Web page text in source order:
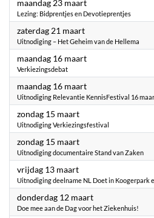
maandag 23 maart2026
Lezing: Bidprentjes en Devotieprentjes
zaterdag 21 maart2026
Uitnodiging – Het Geheim van de Hellema
maandag 16 maart2026
Verkiezingsdebat
maandag 16 maart2026
Uitnodiging Relevantie KennisFestival 16
zondag 15 maart2026
Uitnodiging Verkiezingsfestival
zondag 15 maart2026
Uitnodiging documentaire Stand van Zaken
vrijdag 13 maart2026
Uitnodiging deelname NL Doet in Koogerpark
donderdag 12 maart2026
Doe mee aan de Dag voor het Ziekenhuis!